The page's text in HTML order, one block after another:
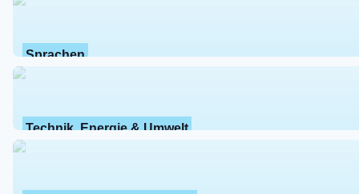
Sprachen
Technik, Energie & Umwelt